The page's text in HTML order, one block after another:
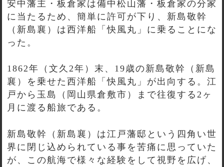
安中藩主・板倉家は備中松山藩・板倉家の分家
に当たるため、簡単に許可が下り、新島敬幹
（新島襄）は西洋船「快風丸」に乗ることにな
った。
1862年（文久2年）末、19歳の新島敬幹（新島
襄）を乗せた西洋船「快風丸」が出向する。江
戸から玉島（岡山県倉敷市）まで往復する2ヶ
月に渡る船旅である。
新島敬幹（新島襄）は江戸藩邸という四角い世
界に閉じ込められている事を苦痛に思っていた
が、この航海で様々な経験をして視野を広げ、